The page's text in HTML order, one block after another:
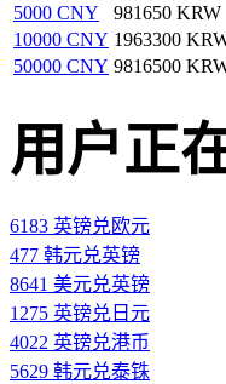
5000 CNY
981650 KRW
10000 CNY 1963300
50000 CNY 9816500
用户正
6183 英镑兑欧元
477 韩元兑英镑
8641 美元兑英镑
1275 英镑兑日元
4022 英镑兑港币
5629 韩元兑泰铢